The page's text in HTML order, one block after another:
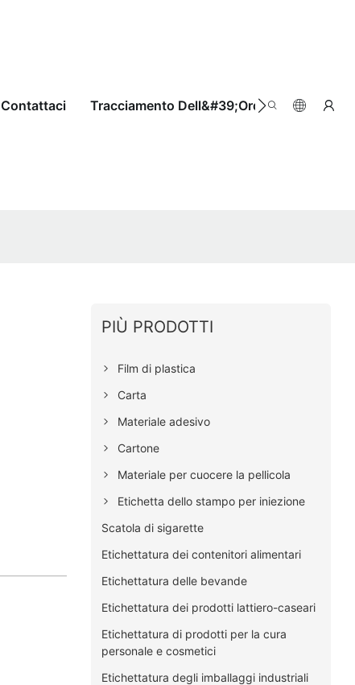
Contattaci Tracciamento Dell&#39;ordine
PIÙ PRODOTTI
Film di plastica
Carta
Materiale adesivo
Cartone
Materiale per cuocere la pellicola
Etichetta dello stampo per iniezione
Scatola di sigarette
Etichettatura dei contenitori alimentari
Etichettatura delle bevande
Etichettatura dei prodotti lattiero-caseari
Etichettatura di prodotti per la cura
personale e cosmetici
Etichettatura degli imballaggi industriali